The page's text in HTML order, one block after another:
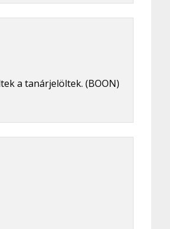
a tanárjelöltek. (BOON)